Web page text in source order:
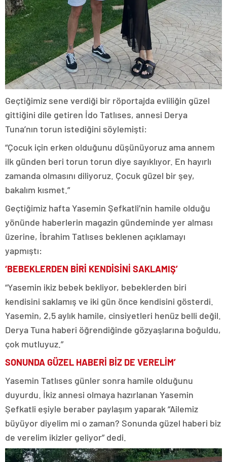
Geçtiğimiz sene verdiği bir röportajda evliliğin güzel
gittiğini dile getiren İdo Tatlıses, annesi Derya
Tuna’nın torun istediğini söylemişti:
“Çocuk için erken olduğunu düşünüyoruz ama annem
ilk günden beri torun torun diye sayıklıyor. En hayırlı
zamanda olmasını diliyoruz. Çocuk güzel bir şey,
bakalım kısmet.”
Geçtiğimiz hafta Yasemin Şefkatli’nin hamile olduğu
yönünde haberlerin magazin gündeminde yer alması
üzerine, İbrahim Tatlıses beklenen açıklamayı
yapmıştı:
‘BEBEKLERDEN BİRİ KENDİSİNİ SAKLAMIŞ’
“Yasemin ikiz bebek bekliyor, bebeklerden biri
kendisini saklamış ve iki gün önce kendisini gösterdi.
Yasemin, 2,5 aylık hamile, cinsiyetleri henüz belli değil.
Derya Tuna haberi öğrendiğinde gözyaşlarına boğuldu,
çok mutluyuz.”
SONUNDA GÜZEL HABERİ BİZ DE VERELİM’
Yasemin Tatlıses günler sonra hamile olduğunu
duyurdu. İkiz annesi olmaya hazırlanan Yasemin
Şefkatli eşiyle beraber paylaşım yaparak “Ailemiz
büyüyor diyelim mi o zaman? Sonunda güzel haberi biz
de verelim ikizler geliyor” dedi.